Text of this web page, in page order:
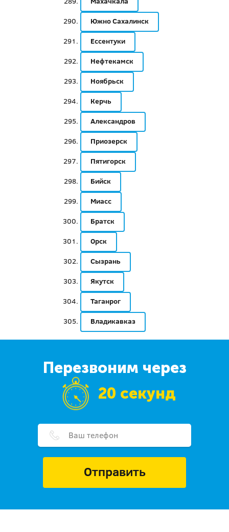
Южно Сахалинск
Ессентуки
Нефтекамск
Ноябрьск
Керчь
Александров
Приозерск
Пятигорск
Бийск
Миасс
Братск
Орск
Сызрань
Якутск
Таганрог
Владикавказ
Перезвоним через
20 секунд
Отправить